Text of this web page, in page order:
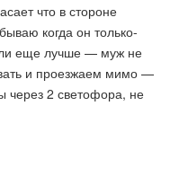
что в стороне
когда он только-
еще лучше — муж не
и проезжаем мимо —
через 2 светофора, не